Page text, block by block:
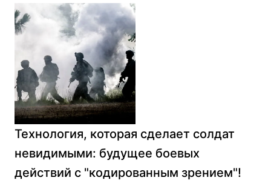
Технология, которая сделает солдат
невидимыми: будущее боевых
действий с "кодированным зрением"!